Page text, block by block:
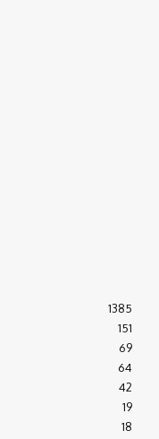
1385
151
69
64
42
19
18